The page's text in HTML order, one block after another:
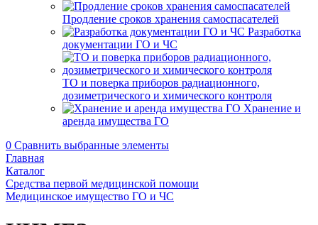
Продление сроков хранения самоспасателей
Разработка
документации ГО и ЧС
ТО и поверка приборов радиационного,
дозиметрического и химического контроля
Хранение и
аренда имущества ГО
0 Сравнить выбранные элементы
Главная
Каталог
Средства первой медицинской помощи
Медицинское имущество ГО и ЧС